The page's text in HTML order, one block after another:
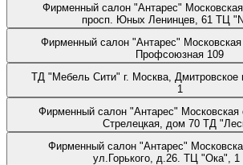
Фирменный салон "Антарес"
просп. Юных Ленинцев, 61 ТЦ
Фирменный салон "Антарес"
Профсоюзная 109
ТД "Мебель Сити" г. Москва,
1
Фирменный салон "Антарес" Московская
Стрелецкая, дом 70 ТД
Фирменный салон "Антарес"
ул.Горького, д.26. ТЦ "Ока", 1